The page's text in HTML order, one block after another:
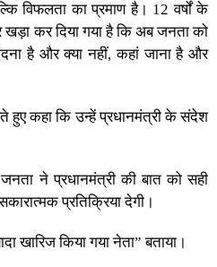
विफलता का प्रमाण है। 12 वर्षों के
खड़ा कर दिया गया है कि अब जनता को
है और क्या नहीं, कहां जाना है और
हुए कहा कि उन्हें प्रधानमंत्री के संदेश
ने प्रधानमंत्री की बात को सही
प्रतिक्रिया देगी।
खारिज किया गया नेता” बताया।